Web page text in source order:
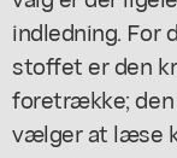
indledning. For
stoffet er den
foretrække;
vælger at læse